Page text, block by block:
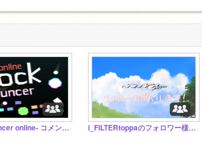
-Block bouncer online- コメントスタジオ i_FILTERtoppaのフォロワー様限定スタジオ